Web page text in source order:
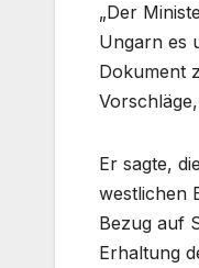
„Der
Ungarn es
Dokument
Er sagte,
westlichen
Bezug auf
Erhaltung